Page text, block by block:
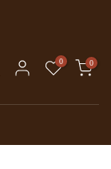
0 0